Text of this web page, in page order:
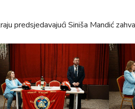
predsjedavajući Siniša Mandić